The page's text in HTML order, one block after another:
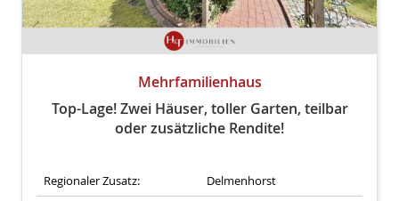
Mehrfamilienhaus
Top-Lage! Zwei Häuser, toller Garten, teilbar
oder zusätzliche Rendite!
Regionaler Zusatz:
Delmenhorst